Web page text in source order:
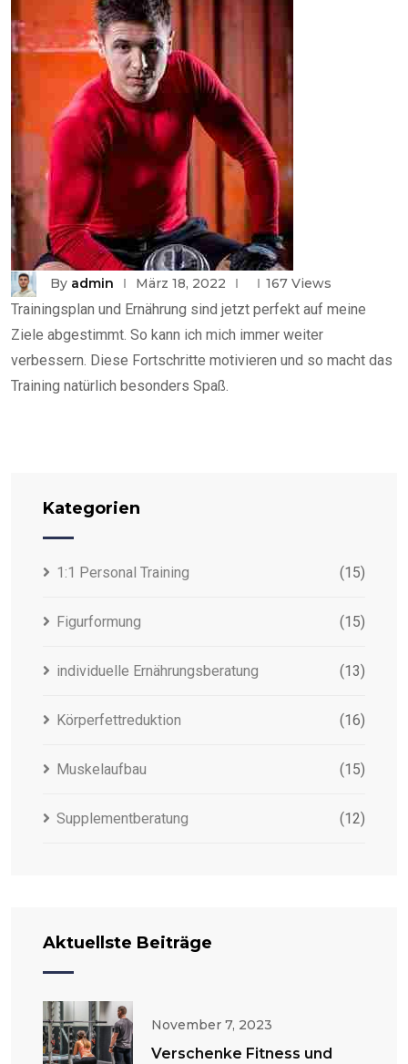
By admin März 18, 2022 167 Views
Trainingsplan und Ernährung sind jetzt perfekt auf meine
Ziele abgestimmt. So kann ich mich immer weiter
verbessern. Diese Fortschritte motivieren und so macht das
Training natürlich besonders Spaß.
Kategorien
1:1 Personal Training (15)
Figurformung (15)
individuelle Ernährungsberatung (13)
Körperfettreduktion (16)
Muskelaufbau (15)
Supplementberatung (12)
Aktuellste Beiträge
November 7, 2023
Verschenke Fitness und